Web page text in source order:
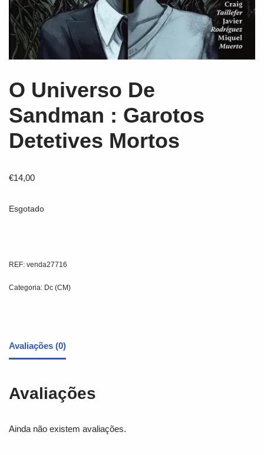
O Universo De
Sandman : Garotos
Detetives Mortos
€14,00
Esgotado
REF: venda27716
Categoria: Dc (CM)
Avaliações (0)
Avaliações
Ainda não existem avaliações.